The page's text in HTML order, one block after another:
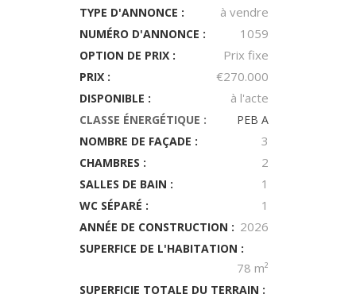
TYPE D'ANNONCE : à vendre
NUMÉRO D'ANNONCE : 1059
OPTION DE PRIX : Prix fixe
PRIX : €270.000
DISPONIBLE : à l'acte
CLASSE ÉNERGÉTIQUE :
PEB A
NOMBRE DE FAÇADE :
3
CHAMBRES : 2
SALLES DE BAIN : 1
WC SÉPARÉ : 1
ANNÉE DE CONSTRUCTION : 2026
SUPERFICE DE L'HABITATION :
78 m²
SUPERFICIE TOTALE DU TERRAIN :